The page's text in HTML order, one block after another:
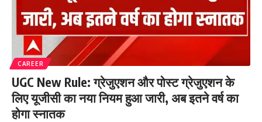
CAREER
UGC New Rule: ग्रेजुएशन और पोस्ट ग्रेजुएशन के
लिए यूजीसी का नया नियम हुआ जारी, अब इतने वर्ष का
होगा स्नातक